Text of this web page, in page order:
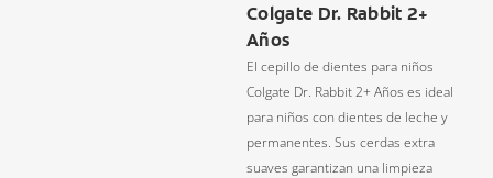
Colgate Dr. Rabbit 2+
Años
El cepillo de dientes para niños
Colgate Dr. Rabbit 2+ Años es ideal
para niños con dientes de leche y
permanentes. Sus cerdas extra
suaves garantizan una limpieza